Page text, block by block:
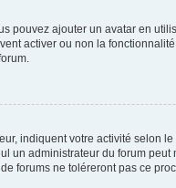
pouvez ajouter un avatar en
activer ou non la
indiquent votre activité
un administrateur du forum
forums ne toléreront pas ce